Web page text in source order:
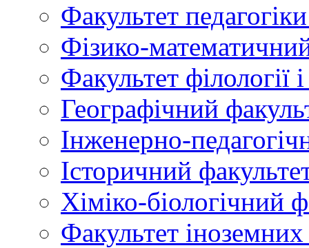
Факультет
Фізико-
Факультет філології
Географічний
Інженерно-
Історичний
Хіміко-біологічний
Факультет